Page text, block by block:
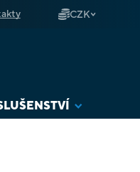
CZK